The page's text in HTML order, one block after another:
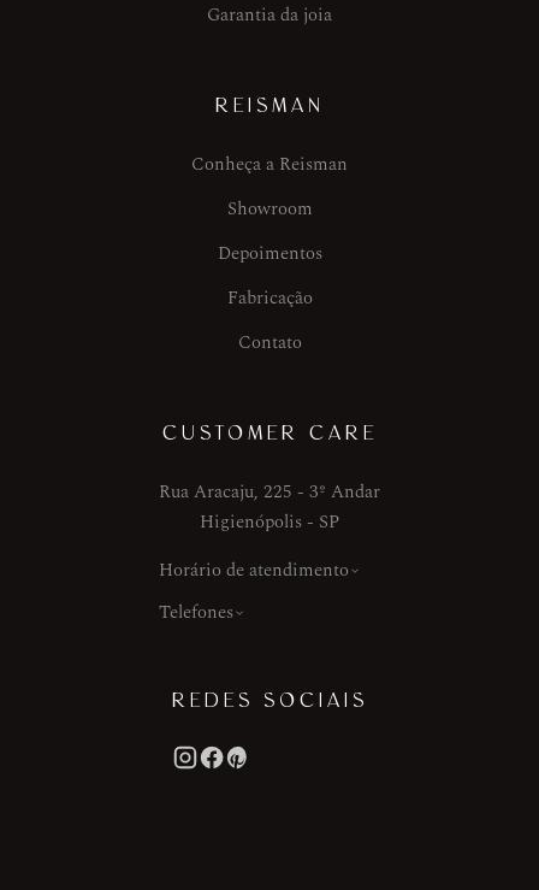
Garantia da joia
REISMAN
Conheça a Reisman
Showroom
Depoimentos
Fabricação
Contato
CUSTOMER CARE
Rua Aracaju, 225 - 3º Andar
Higienópolis - SP
Horário de atendimento
Telefones
REDES SOCIAIS